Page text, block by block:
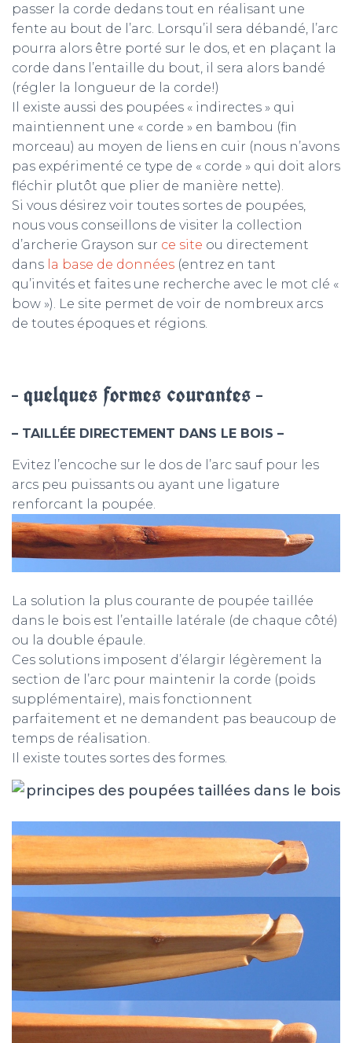
passer la corde dedans tout en réalisant une
fente au bout de l’arc. Lorsqu’il sera débandé, l’arc
pourra alors être porté sur le dos, et en plaçant la
corde dans l’entaille du bout, il sera alors bandé
(régler la longueur de la corde!)
Il existe aussi des poupées « indirectes » qui
maintiennent une « corde » en bambou (fin
morceau) au moyen de liens en cuir (nous n’avons
pas expérimenté ce type de « corde » qui doit alors
fléchir plutôt que plier de manière nette).
Si vous désirez voir toutes sortes de poupées,
nous vous conseillons de visiter la collection
d’archerie Grayson sur ce site ou directement
dans la base de données (entrez en tant
qu’invités et faites une recherche avec le mot clé «
bow »). Le site permet de voir de nombreux arcs
de toutes époques et régions.
– quelques formes courantes –
– TAILLÉE DIRECTEMENT DANS LE BOIS –
Evitez l’encoche sur le dos de l’arc sauf pour les
arcs peu puissants ou ayant une ligature
renforcant la poupée.
La solution la plus courante de poupée taillée
dans le bois est l’entaille latérale (de chaque côté)
ou la double épaule.
Ces solutions imposent d’élargir légèrement la
section de l’arc pour maintenir la corde (poids
supplémentaire), mais fonctionnent
parfaitement et ne demandent pas beaucoup de
temps de réalisation.
Il existe toutes sortes des formes.